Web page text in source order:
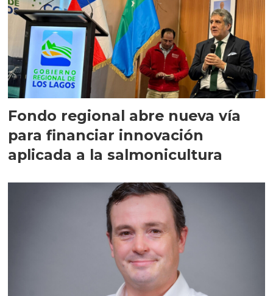
Fondo regional abre nueva vía
para financiar innovación
aplicada a la salmonicultura